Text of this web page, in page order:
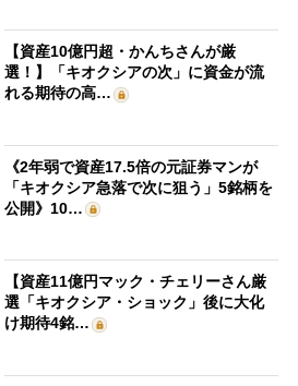
【資産10億円超・かんちさんが厳
選！】「キオクシアの次」に資金が流
れる期待の高…
《2年弱で資産17.5倍の元証券マンが
「キオクシア急落で次に狙う」5銘柄を
公開》10…
【資産11億円マック・チェリーさん厳
選「キオクシア・ショック」後に大化
け期待4銘…